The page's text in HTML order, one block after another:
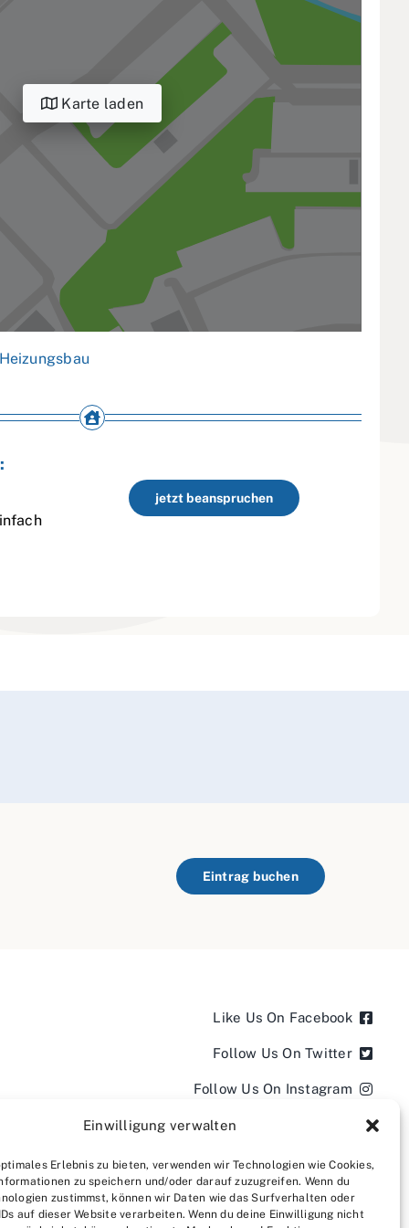
Einwilligung verwalten
Erlebnis zu bieten, verwenden wir Technologien wie Cookies,
zu speichern und/oder darauf zuzugreifen. Wenn du
zustimmst, können wir Daten wie das Surfverhalten oder
auf dieser Website verarbeiten. Wenn du deine Einwilligung nicht
Karte laden
jetzt beanspruchen
Eintrag buchen
Like Us On Facebook
Follow Us On Twitter
Follow Us On Instagram
Follow Us On LinkedIn
Follow us on YouTube
Follow us on Pinterest